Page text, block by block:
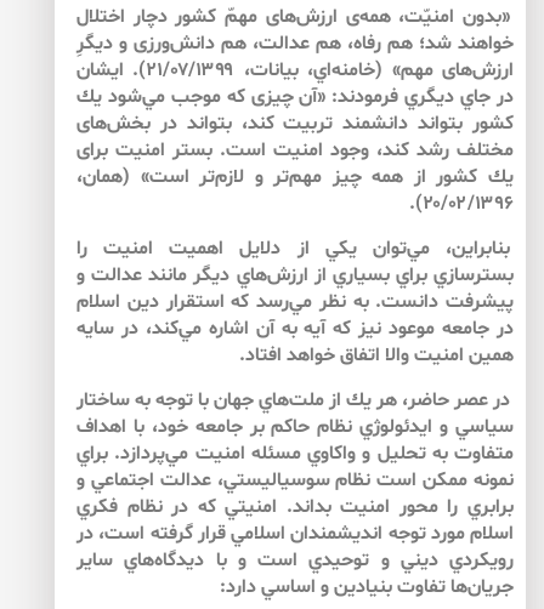
«بدون امنيّت، همه‌ى ارزش‌هاى مهمّ كشور دچار اختلال
خواهند شد؛ هم رفاه، هم عدالت، هم دانش‌ورزى و ديگرِ
ارزش‌هاى مهم» (خامنه‌اي، بيانات، ۲۱/۰۷/۱۳۹۹). ايشان
در جاي ديگري فرمودند: «آن چيزى كه موجب مي‌شود يك
كشور بتواند دانشمند تربيت كند، بتواند در بخش‌هاى
مختلف رشد كند، وجود امنيت است. بستر امنيت براى
يك كشور از همه چيز مهم‌تر و لازم‌تر است» (همان،
۲۰/۰۲/۱۳۹۶).
بنابراين، مي‌توان يكي از دلايل اهميت امنيت را
بسترسازي براي بسياري از ارزش‌هاي ديگر مانند عدالت و
پيشرفت دانست. به نظر مي‌رسد كه استقرار دين اسلام
در جامعه موعود نيز كه آيه به آن اشاره مي‌كند، در سايه
همين امنيت والا اتفاق خواهد افتاد.
در عصر حاضر، هر يك از ملت‌هاي جهان با توجه به ساختار
سياسي و ايدئولوژي نظام حاكم بر جامعه خود، با اهداف
متفاوت به تحليل و واكاوي مسئله امنيت مي‌پردازد. براي
نمونه ممكن است نظام سوسياليستي، عدالت اجتماعي و
برابري را محور امنيت بداند. امنيتي كه در نظام فكري
اسلام مورد توجه انديشمندان اسلامي قرار گرفته است، در
رويكردي ديني و توحيدي است و با ديدگاه‌هاي ساير
جريان‌ها تفاوت بنيادين و اساسي دارد: